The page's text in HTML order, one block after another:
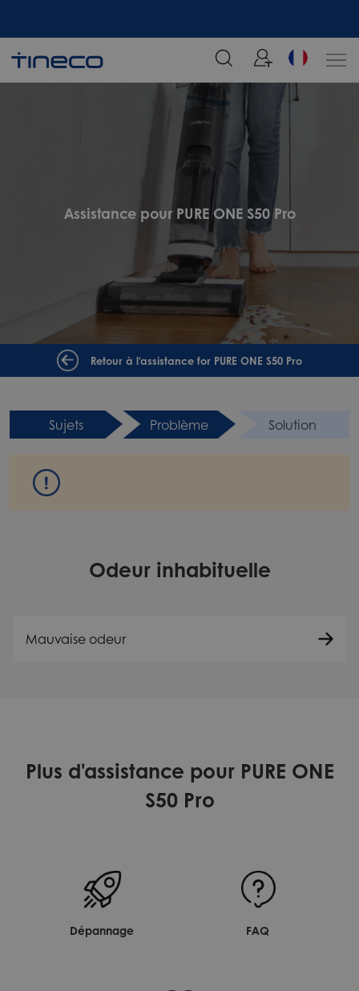
Rejoignez notre liste de diffusion et profitez de 5% de réduction sur votre
commande chez Tineco
Assistance pour PURE ONE S50 Pro
Retour à l'assistance for PURE ONE S50 Pro
Sujets Problème Solution
Odeur inhabituelle
Mauvaise odeur
Plus d'assistance pour PURE ONE
S50 Pro
Dépannage FAQ